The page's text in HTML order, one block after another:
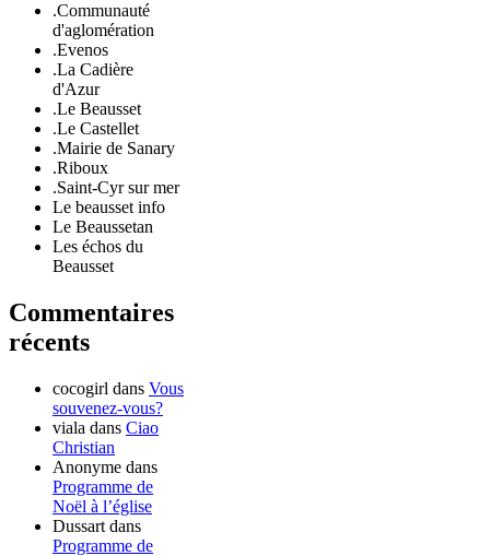
.Communauté
d'aglomération
.Evenos
.La Cadière
d'Azur
.Le Beausset
.Le Castellet
.Mairie de Sanary
.Riboux
.Saint-Cyr sur mer
Le beausset info
Le Beaussetan
Les échos du
Beausset
Commentaires
récents
cocogirl dans Vous
souvenez-vous?
viala dans Ciao
Christian
Anonyme dans
Programme de
Noël à l’église
Dussart dans
Programme de